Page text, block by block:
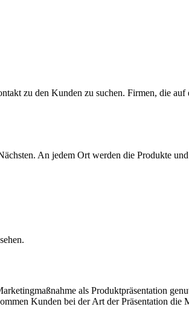
zu den Kunden zu suchen. Firmen, die auf
An jedem Ort werden die Produkte
als Produktpräsentation
Kunden bei der Art der Präsentation